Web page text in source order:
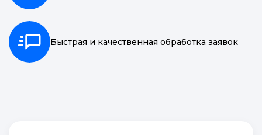
Быстрая и качественная обработка заявок